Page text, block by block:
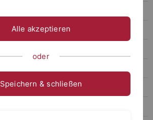
Alle akzeptieren
oder
Speichern & schließen